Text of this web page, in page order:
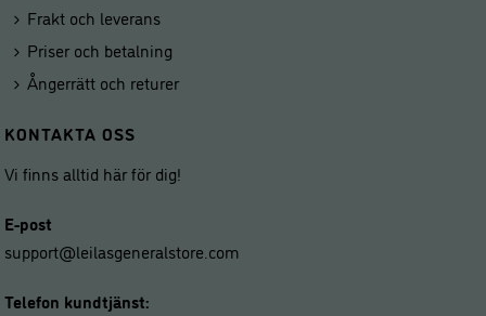
Frakt och leverans
Priser och betalning
Ångerrätt och returer
KONTAKTA OSS
Vi finns alltid här för dig!
E-post
support@leilasgeneralstore.com
Telefon kundtjänst: